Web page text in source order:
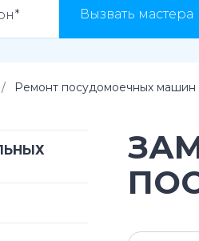
Вызвать мастера
Ремонт посудомоечных машин